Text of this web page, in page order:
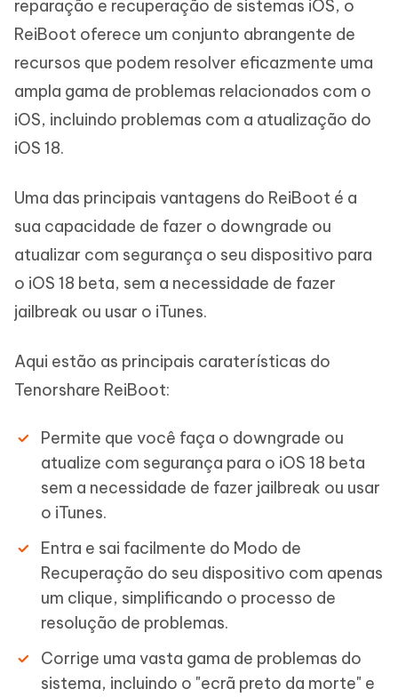
reparação e recuperação de sistemas iOS, o
ReiBoot oferece um conjunto abrangente de
recursos que podem resolver eficazmente uma
ampla gama de problemas relacionados com o
iOS, incluindo problemas com a atualização do
iOS 18.
Uma das principais vantagens do ReiBoot é a
sua capacidade de fazer o downgrade ou
atualizar com segurança o seu dispositivo para
o iOS 18 beta, sem a necessidade de fazer
jailbreak ou usar o iTunes.
Aqui estão as principais caraterísticas do
Tenorshare ReiBoot:
Permite que você faça o downgrade ou
atualize com segurança para o iOS 18 beta
sem a necessidade de fazer jailbreak ou usar
o iTunes.
Entra e sai facilmente do Modo de
Recuperação do seu dispositivo com apenas
um clique, simplificando o processo de
resolução de problemas.
Corrige uma vasta gama de problemas do
sistema, incluindo o "ecrã preto da morte" e